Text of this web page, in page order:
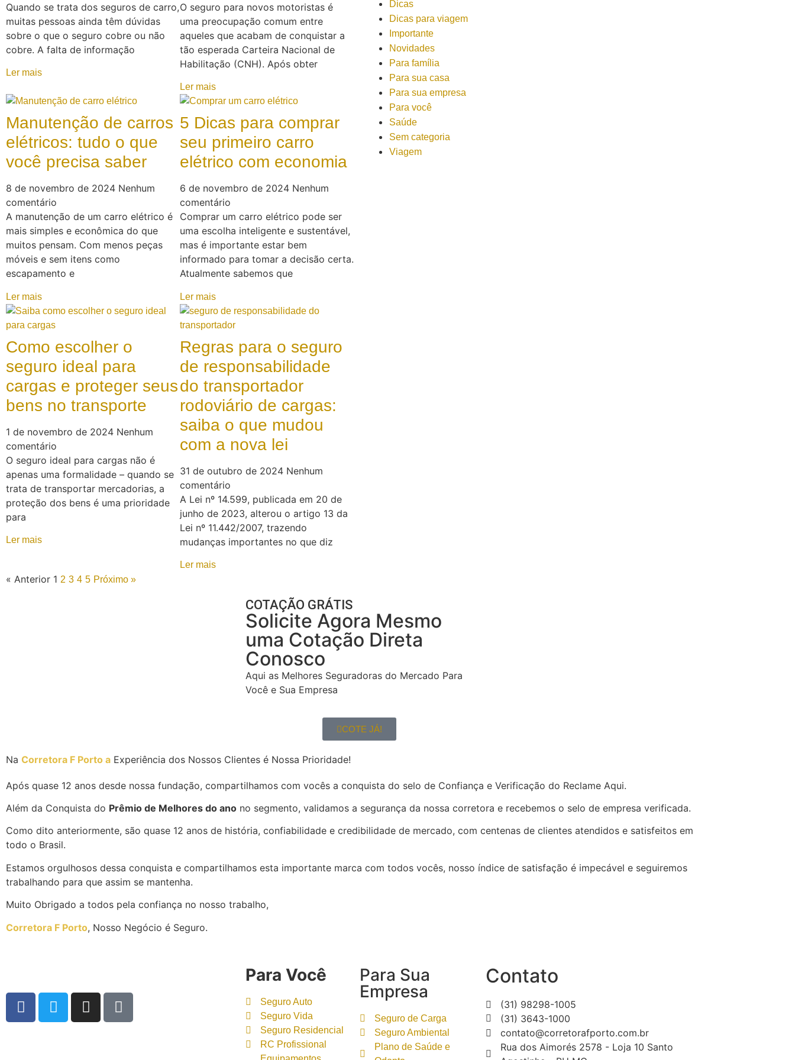
Quando se trata dos seguros de carro,
muitas pessoas ainda têm dúvidas
sobre o que o seguro cobre ou não
cobre. A falta de informação
Ler mais
O seguro para novos motoristas é
uma preocupação comum entre
aqueles que acabam de conquistar a
tão esperada Carteira Nacional de
Habilitação (CNH). Após obter
Ler mais
Manutenção de carros
elétricos: tudo o que
você precisa saber
8 de novembro de 2024 Nenhum
comentário
A manutenção de um carro elétrico é
mais simples e econômica do que
muitos pensam. Com menos peças
móveis e sem itens como
escapamento e
Ler mais
5 Dicas para comprar
seu primeiro carro
elétrico com economia
6 de novembro de 2024 Nenhum
comentário
Comprar um carro elétrico pode ser
uma escolha inteligente e sustentável,
mas é importante estar bem
informado para tomar a decisão certa.
Atualmente sabemos que
Ler mais
Como escolher o
seguro ideal para
cargas e proteger seus
bens no transporte
1 de novembro de 2024 Nenhum
comentário
O seguro ideal para cargas não é
apenas uma formalidade – quando se
trata de transportar mercadorias, a
proteção dos bens é uma prioridade
para
Ler mais
Regras para o seguro
de responsabilidade
do transportador
rodoviário de cargas:
saiba o que mudou
com a nova lei
31 de outubro de 2024 Nenhum
comentário
A Lei nº 14.599, publicada em 20 de
junho de 2023, alterou o artigo 13 da
Lei nº 11.442/2007, trazendo
mudanças importantes no que diz
Ler mais
« Anterior 1 2 3 4 5 Próximo »
Dicas
Dicas para viagem
Importante
Novidades
Para família
Para sua casa
Para sua empresa
Para você
Saúde
Sem categoria
Viagem
COTAÇÃO GRÁTIS
Solicite Agora Mesmo
uma Cotação Direta
Conosco
Aqui as Melhores Seguradoras do Mercado Para
Você e Sua Empresa
COTE JÁ!
Na Corretora F Porto a Experiência dos Nossos Clientes é Nossa Prioridade!
Após quase 12 anos desde nossa fundação, compartilhamos com vocês a conquista do selo de Confiança e Verificação do Reclame Aqui.
Além da Conquista do Prêmio de Melhores do ano no segmento, validamos a segurança da nossa corretora e recebemos o selo de empresa verificada.
Como dito anteriormente, são quase 12 anos de história, confiabilidade e credibilidade de mercado, com centenas de clientes atendidos e satisfeitos em
todo o Brasil.
Estamos orgulhosos dessa conquista e compartilhamos esta importante marca com todos vocês, nosso índice de satisfação é impecável e seguiremos
trabalhando para que assim se mantenha.
Muito Obrigado a todos pela confiança no nosso trabalho,
Corretora F Porto, Nosso Negócio é Seguro.
Para Você
Seguro Auto
Seguro Vida
Seguro Residencial
RC Profissional
Para Sua
Empresa
Seguro de Carga
Seguro Ambiental
Plano de Saúde e
Contato
(31) 98298-1005
(31) 3643-1000
contato@corretorafporto.com.br
Rua dos Aimorés 2578 - Loja 10 Santo